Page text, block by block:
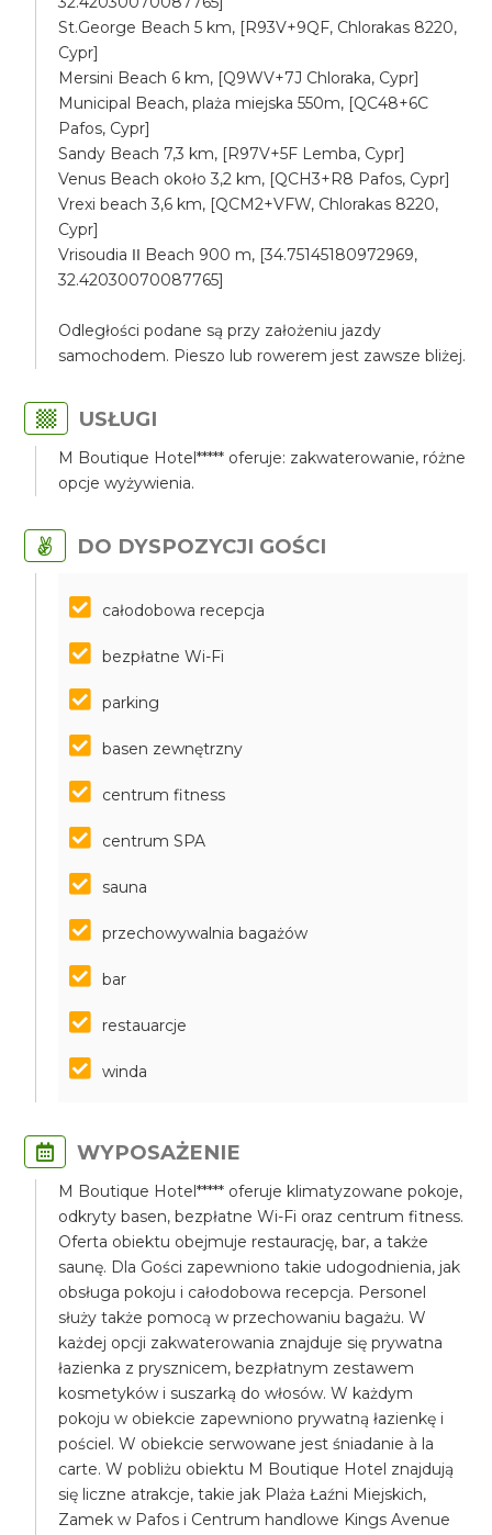
St.George Beach 5 km, [R93V+9QF, Chlorakas 8220,
Cypr]
Mersini Beach 6 km, [Q9WV+7J Chloraka, Cypr]
Municipal Beach, plaża miejska 550m, [QC48+6C
Pafos, Cypr]
Sandy Beach 7,3 km, [R97V+5F Lemba, Cypr]
Venus Beach około 3,2 km, [QCH3+R8 Pafos, Cypr]
Vrexi beach 3,6 km, [QCM2+VFW, Chlorakas 8220,
Cypr]
Vrisoudia ΙΙ Beach 900 m, [34.75145180972969,
32.42030070087765]
Odległości podane są przy założeniu jazdy
samochodem. Pieszo lub rowerem jest zawsze bliżej.
USŁUGI
M Boutique Hotel***** oferuje: zakwaterowanie, różne
opcje wyżywienia.
DO DYSPOZYCJI GOŚCI
całodobowa recepcja
bezpłatne Wi-Fi
parking
basen zewnętrzny
centrum fitness
centrum SPA
sauna
przechowywalnia bagażów
bar
restauarcje
winda
WYPOSAŻENIE
M Boutique Hotel***** oferuje klimatyzowane pokoje,
odkryty basen, bezpłatne Wi-Fi oraz centrum fitness.
Oferta obiektu obejmuje restaurację, bar, a także
saunę. Dla Gości zapewniono takie udogodnienia, jak
obsługa pokoju i całodobowa recepcja. Personel
służy także pomocą w przechowaniu bagażu. W
każdej opcji zakwaterowania znajduje się prywatna
łazienka z prysznicem, bezpłatnym zestawem
kosmetyków i suszarką do włosów. W każdym
pokoju w obiekcie zapewniono prywatną łazienkę i
pościel. W obiekcie serwowane jest śniadanie à la
carte. W pobliżu obiektu M Boutique Hotel znajdują
się liczne atrakcje, takie jak Plaża Łaźni Miejskich,
Zamek w Pafos i Centrum handlowe Kings Avenue